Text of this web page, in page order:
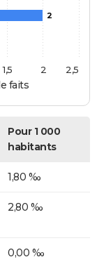
faits
2
1,5 2 2,5
Pour 1 000
habitants
1,80 ‰
2,80 ‰
0,00 ‰